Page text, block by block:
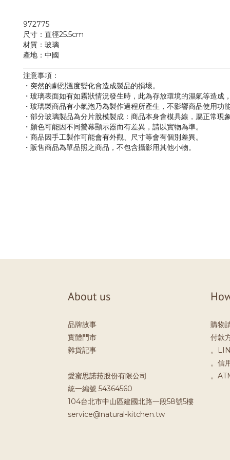
972775
尺寸：直徑25.5cm
材質：玻璃
產地：中國
注意事項：
・突然的劇烈溫度變化會造成製品的損壞。
・玻璃表面如有如霧狀情況發生時，此為存放環境的濕氣等造
・玻璃製商品有小氣泡乃為製作過程所產生，不影響商品使用功
・部分玻璃製品為分片脫模製成：商品本身會模具線，屬正常現
・顏色可能因不同螢幕顯示器而有差異，請以實物為準。
・商品因手工製作可能會有外觀、尺寸等會有個別差異。
・販售商品為單品照之商品，不包含攝影用其他小物。
About us
品牌故事
實體門市
雜貨記事
愛蜜思諾菈股份有限公司
統一編號 54364560
104台北市中山區建國北路一段58號5樓
service@natural-kitchen.tw
購物
付款
。
。信
。